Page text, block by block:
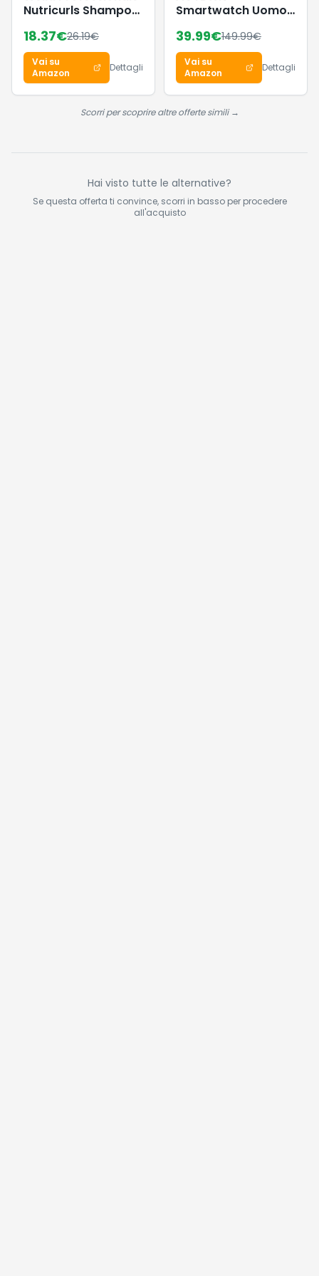
Nutricurls Shampoo
1000ml
18.37€26.19€
Vai su
Amazon
Dettagli
Smartwatch Uomo
Orologio Fitness
con Chiamate
Bluetooth e
Notifiche, 140+ Modi
Sportivi con
Contapassi, SpO2,
IP68 per Android iOS
39.99€149.99€
Vai su
Amazon
Dettagli
Scorri per scoprire altre offerte simili →
Hai visto tutte le alternative?
Se questa offerta ti convince, scorri in basso per procedere
all'acquisto